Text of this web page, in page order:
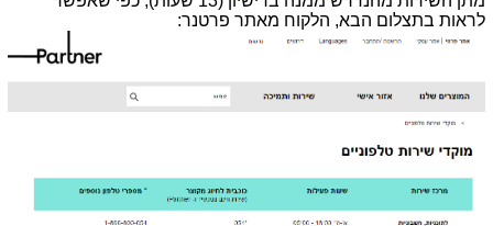
לראות בתצלום הבא, הלקוח מאתר פרטנר: